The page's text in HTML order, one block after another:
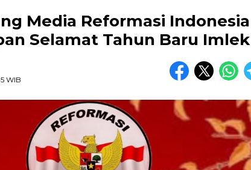
Media Reformasi Indonesia
Selamat Tahun Baru Imlek
WIB